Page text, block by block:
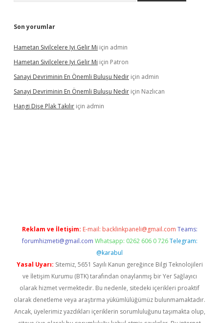
Son yorumlar
Hametan Sivilcelere Iyi Gelir Mi için admin
Hametan Sivilcelere Iyi Gelir Mi için Patron
Sanayi Devriminin En Önemli Buluşu Nedir için admin
Sanayi Devriminin En Önemli Buluşu Nedir için Nazlıcan
Hangi Dişe Plak Takılır için admin
Reklam ve İletişim: E-mail: backlinkpaneli@gmail.com Teams:
forumhizmeti@gmail.com Whatsapp: 0262 606 0 726 Telegram:
@karabul
Yasal Uyarı: Sitemiz, 5651 Sayılı Kanun gereğince Bilgi Teknolojileri
ve İletişim Kurumu (BTK) tarafından onaylanmış bir Yer Sağlayıcı
olarak hizmet vermektedir. Bu nedenle, sitedeki içerikleri proaktif
olarak denetleme veya araştırma yükümlülüğümüz bulunmamaktadır.
Ancak, üyelerimiz yazdıkları içeriklerin sorumluluğunu taşımakta olup,